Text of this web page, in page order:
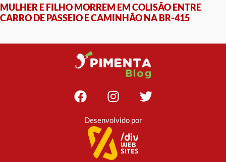
MULHER E FILHO MORREM EM COLISÃO ENTRE
CARRO DE PASSEIO E CAMINHÃO NA BR-415
Desenvolvido por